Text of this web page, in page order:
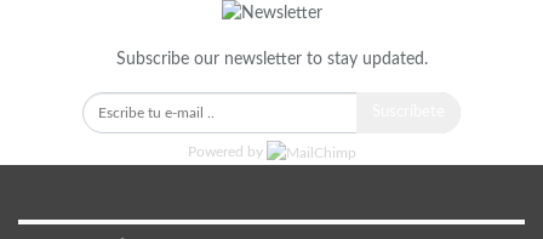
Subscribe our newsletter to stay updated.
Powered by